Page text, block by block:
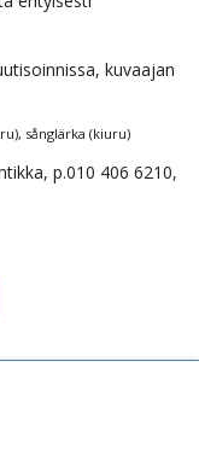
kuvaajan
sånglärka (kiuru)
p.010 406 6210,